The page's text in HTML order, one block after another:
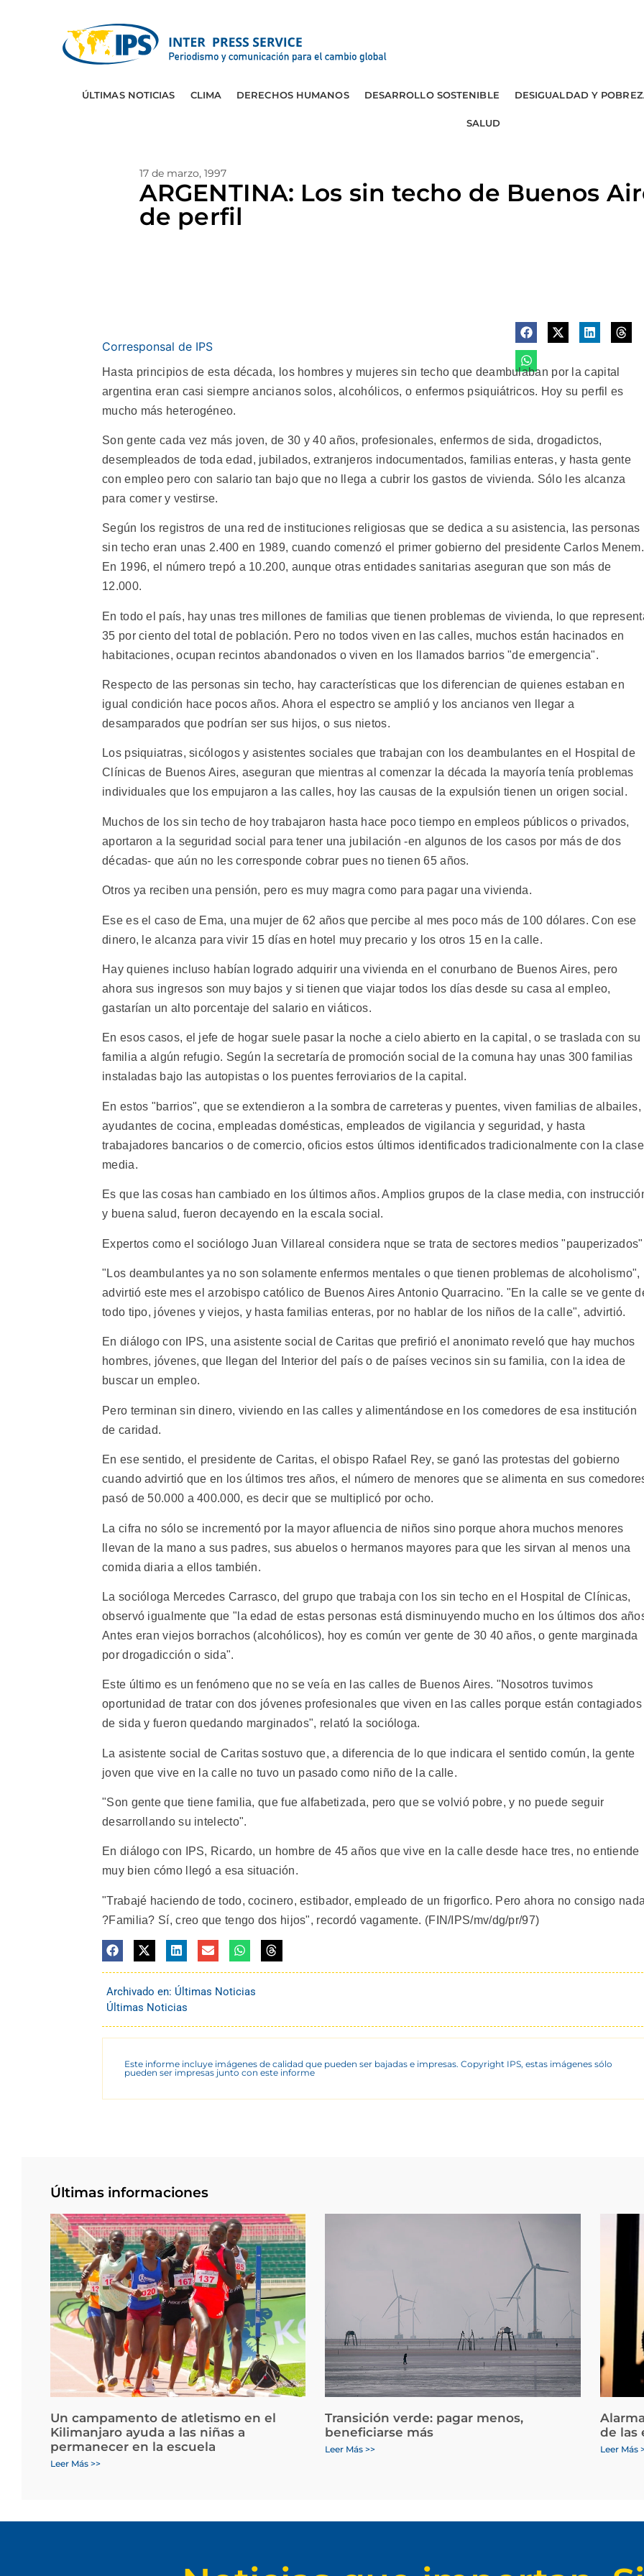
ÚLTIMAS NOTICIAS CLIMA DERECHOS HUMANOS DESARROLLO SOSTENIBLE DESIGUALDAD Y
SALUD
17 de marzo, 1997
ARGENTINA: Los sin techo de Buenos
de perfil
Corresponsal de IPS
Hasta principios de esta década, los hombres y mujeres sin techo que deambulaban por la capital
argentina eran casi siempre ancianos solos, alcohólicos, o enfermos psiquiátricos. Hoy su perfil es
mucho más heterogéneo.
Son gente cada vez más joven, de 30 y 40 años, profesionales, enfermos de sida, drogadictos,
desempleados de toda edad, jubilados, extranjeros indocumentados, familias enteras, y hasta gente
con empleo pero con salario tan bajo que no llega a cubrir los gastos de vivienda. Sólo les alcanza
para comer y vestirse.
Según los registros de una red de instituciones religiosas que se dedica a su asistencia, las personas
sin techo eran unas 2.400 en 1989, cuando comenzó el primer gobierno del presidente Carlos Menem.
En 1996, el número trepó a 10.200, aunque otras entidades sanitarias aseguran que son más de
12.000.
En todo el país, hay unas tres millones de familias que tienen problemas de vivienda, lo que
35 por ciento del total de población. Pero no todos viven en las calles, muchos están hacinados en
habitaciones, ocupan recintos abandonados o viven en los llamados barrios "de emergencia".
Respecto de las personas sin techo, hay características que los diferencian de quienes estaban en
igual condición hace pocos años. Ahora el espectro se amplió y los ancianos ven llegar a
desamparados que podrían ser sus hijos, o sus nietos.
Los psiquiatras, sicólogos y asistentes sociales que trabajan con los deambulantes en el Hospital de
Clínicas de Buenos Aires, aseguran que mientras al comenzar la década la mayoría tenía problemas
individuales que los empujaron a las calles, hoy las causas de la expulsión tienen un origen social.
Muchos de los sin techo de hoy trabajaron hasta hace poco tiempo en empleos públicos o privados,
aportaron a la seguridad social para tener una jubilación -en algunos de los casos por más de dos
décadas- que aún no les corresponde cobrar pues no tienen 65 años.
Otros ya reciben una pensión, pero es muy magra como para pagar una vivienda.
Ese es el caso de Ema, una mujer de 62 años que percibe al mes poco más de 100 dólares. Con ese
dinero, le alcanza para vivir 15 días en hotel muy precario y los otros 15 en la calle.
Hay quienes incluso habían logrado adquirir una vivienda en el conurbano de Buenos Aires, pero
ahora sus ingresos son muy bajos y si tienen que viajar todos los días desde su casa al empleo,
gastarían un alto porcentaje del salario en viáticos.
En esos casos, el jefe de hogar suele pasar la noche a cielo abierto en la capital, o se traslada con su
familia a algún refugio. Según la secretaría de promoción social de la comuna hay unas 300 familias
instaladas bajo las autopistas o los puentes ferroviarios de la capital.
En estos "barrios", que se extendieron a la sombra de carreteras y puentes, viven familias de albailes,
ayudantes de cocina, empleadas domésticas, empleados de vigilancia y seguridad, y hasta
trabajadores bancarios o de comercio, oficios estos últimos identificados tradicionalmente con la clase
media.
Es que las cosas han cambiado en los últimos años. Amplios grupos de la clase media, con
y buena salud, fueron decayendo en la escala social.
Expertos como el sociólogo Juan Villareal considera nque se trata de sectores medios
"Los deambulantes ya no son solamente enfermos mentales o que tienen problemas de alcoholismo",
advirtió este mes el arzobispo católico de Buenos Aires Antonio Quarracino. "En la calle se ve gente
todo tipo, jóvenes y viejos, y hasta familias enteras, por no hablar de los niños de la calle", advirtió.
En diálogo con IPS, una asistente social de Caritas que prefirió el anonimato reveló que hay muchos
hombres, jóvenes, que llegan del Interior del país o de países vecinos sin su familia, con la idea de
buscar un empleo.
Pero terminan sin dinero, viviendo en las calles y alimentándose en los comedores de esa institución
de caridad.
En ese sentido, el presidente de Caritas, el obispo Rafael Rey, se ganó las protestas del gobierno
cuando advirtió que en los últimos tres años, el número de menores que se alimenta en sus
pasó de 50.000 a 400.000, es decir que se multiplicó por ocho.
La cifra no sólo se incrementó por la mayor afluencia de niños sino porque ahora muchos menores
llevan de la mano a sus padres, sus abuelos o hermanos mayores para que les sirvan al menos una
comida diaria a ellos también.
La socióloga Mercedes Carrasco, del grupo que trabaja con los sin techo en el Hospital de Clínicas,
observó igualmente que "la edad de estas personas está disminuyendo mucho en los últimos dos
Antes eran viejos borrachos (alcohólicos), hoy es común ver gente de 30 40 años, o gente marginada
por drogadicción o sida".
Este último es un fenómeno que no se veía en las calles de Buenos Aires. "Nosotros tuvimos
oportunidad de tratar con dos jóvenes profesionales que viven en las calles porque están contagiados
de sida y fueron quedando marginados", relató la socióloga.
La asistente social de Caritas sostuvo que, a diferencia de lo que indicara el sentido común, la gente
joven que vive en la calle no tuvo un pasado como niño de la calle.
"Son gente que tiene familia, que fue alfabetizada, pero que se volvió pobre, y no puede seguir
desarrollando su intelecto".
En diálogo con IPS, Ricardo, un hombre de 45 años que vive en la calle desde hace tres, no entiende
muy bien cómo llegó a esa situación.
"Trabajé haciendo de todo, cocinero, estibador, empleado de un frigorfico. Pero ahora no consigo
?Familia? Sí, creo que tengo dos hijos", recordó vagamente. (FIN/IPS/mv/dg/pr/97)
Archivado en: Últimas Noticias
Últimas Noticias
Este informe incluye imágenes de calidad que pueden ser bajadas e impresas. Copyright IPS, estas imágenes sólo
pueden ser impresas junto con este informe
Últimas informaciones
Un campamento de atletismo en el
Kilimanjaro ayuda a las niñas a
permanecer en la escuela
Leer Más >>
Transición verde: pagar menos,
beneficiarse más
Leer Más >>
de las
Leer Más